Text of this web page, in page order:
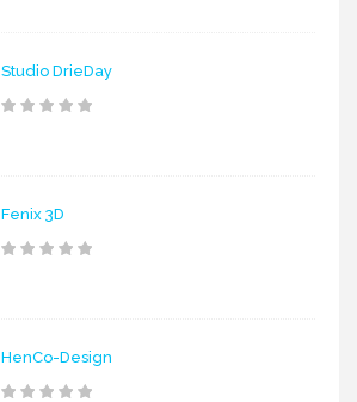
Studio DrieDay
Fenix 3D
HenCo-Design